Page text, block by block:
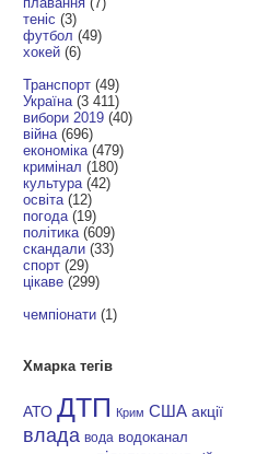
теніс (3)
футбол (49)
хокей (6)
Транспорт (49)
Україна (3 411)
вибори 2019 (40)
війна (696)
економіка (479)
кримінал (180)
культура (42)
освіта (12)
погода (19)
політика (609)
скандали (33)
спорт (29)
цікаве (299)
чемпіонати (1)
Хмарка тегів
АТО ДТП Крим США акції
влада вода водоканал